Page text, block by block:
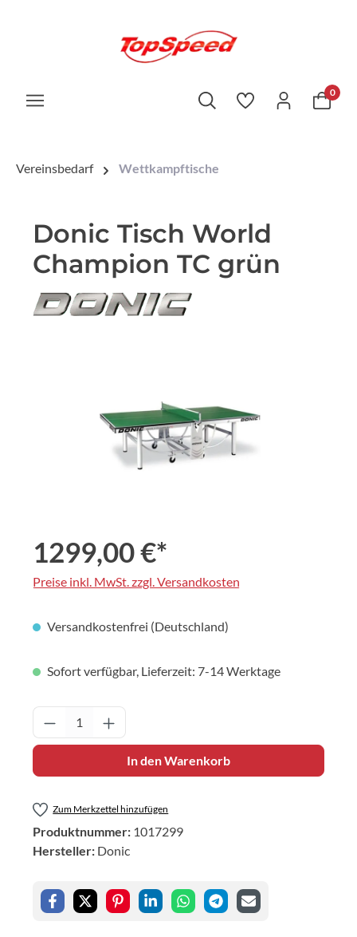
0
Vereinsbedarf Wettkampftische
Donic Tisch World
Champion TC grün
1299,00 €*
Preise inkl. MwSt. zzgl. Versandkosten
Versandkostenfrei (Deutschland)
Sofort verfügbar, Lieferzeit: 7-14 Werktage
Produkt Anzahl: Gib den gewünschten
In den Warenkorb
Zum Merkzettel hinzufügen
Produktnummer: 1017299
Hersteller: Donic